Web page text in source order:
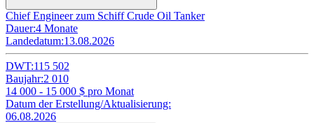
Chief Engineer zum Schiff Crude Oil Tanker
Dauer:4 Monate
Landedatum:13.08.2026
DWT:115 502
Baujahr:2 010
14 000 - 15 000 $ pro Monat
Datum der Erstellung/Aktualisierung:
06.08.2026